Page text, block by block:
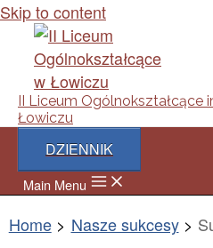
Skip to content
II Liceum Ogólnokształcące
Łowiczu
DZIENNIK
Main Menu
Home Nasze sukcesy